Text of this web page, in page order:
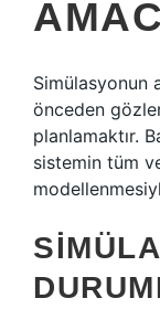
Simülasyonun
önceden
planlamaktır.
sistemin tüm